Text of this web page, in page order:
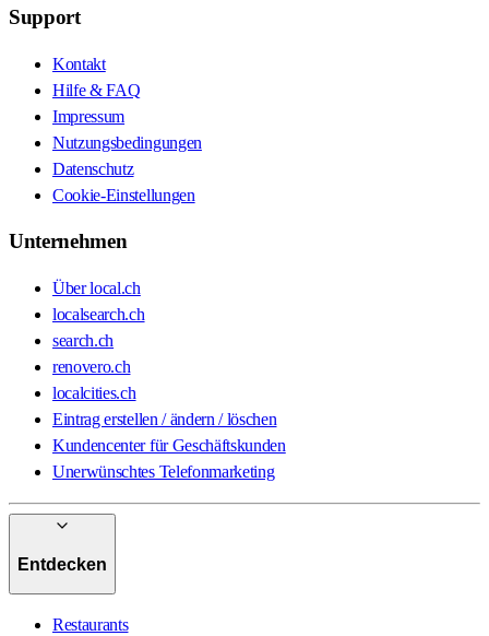
Support
Kontakt
Hilfe & FAQ
Impressum
Nutzungsbedingungen
Datenschutz
Cookie-Einstellungen
Unternehmen
Über local.ch
localsearch.ch
search.ch
renovero.ch
localcities.ch
Eintrag erstellen / ändern / löschen
Kundencenter für Geschäftskunden
Unerwünschtes Telefonmarketing
Entdecken
Restaurants